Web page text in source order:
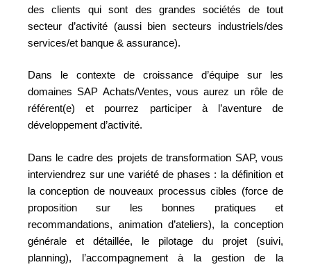
des clients qui sont des grandes sociétés de tout
secteur d’activité (aussi bien secteurs industriels/des
services/et banque & assurance).
Dans le contexte de croissance d’équipe sur les
domaines SAP Achats/Ventes, vous aurez un rôle de
référent(e) et pourrez participer à l’aventure de
développement d’activité.
Dans le cadre des projets de transformation SAP, vous
interviendrez sur une variété de phases : la définition et
la conception de nouveaux processus cibles (force de
proposition sur les bonnes pratiques et
recommandations, animation d’ateliers), la conception
générale et détaillée, le pilotage du projet (suivi,
planning), l’accompagnement à la gestion de la